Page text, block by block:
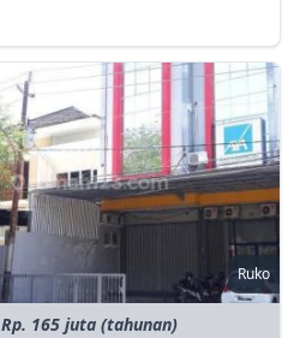
Ruko
Rp. 165 juta (tahunan)